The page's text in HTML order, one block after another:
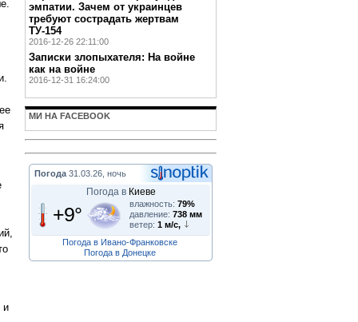
и
эмпатии. Зачем от украинцев
требуют сострадать жертвам
ТУ-154
2016-12-26 22:11:00
Записки злопыхателя: На войне
как на войне
2016-12-31 16:24:00
МИ НА FACEBOOK
Погода 31.03.26, ночь
Погода в Киеве
+9° влажность: 79%
давление: 738 мм
ветер: 1 м/с,
Погода в Ивано-Франковске
Погода в Донецке